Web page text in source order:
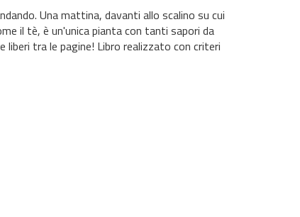
Una mattina, davanti allo scalino su cui
il tè, è un'unica pianta con tanti sapori da
tra le pagine! Libro realizzato con criteri